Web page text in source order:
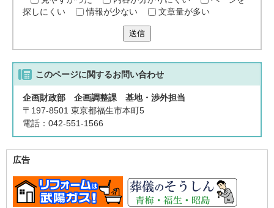
探しにくい
情報が少ない 文章量が多い
送信
このページに関するお問い合わせ
企画財政部 企画調整課 基地・渉外担当
〒197-8501 東京都福生市本町5
電話：042-551-1566
広告